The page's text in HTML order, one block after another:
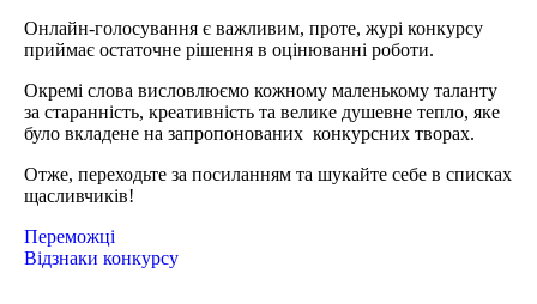
Онлайн-голосування є важливим, проте, журі конкурсу
приймає остаточне рішення в оцінюванні роботи.
Окремі слова висловлюємо кожному маленькому таланту
за старанність, креативність та велике душевне тепло, яке
було вкладене на запропонованих конкурсних творах.
Отже, переходьте за посиланням та шукайте себе в списках
щасливчиків!
Переможці
Відзнаки конкурсу